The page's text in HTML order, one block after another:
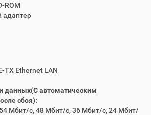
ROM
адаптер
TX Ethernet LAN
данных(С автоматическим
сбоя):
Мбит/с, 48 Мбит/с, 36 Мбит/с, 24 Мбит/